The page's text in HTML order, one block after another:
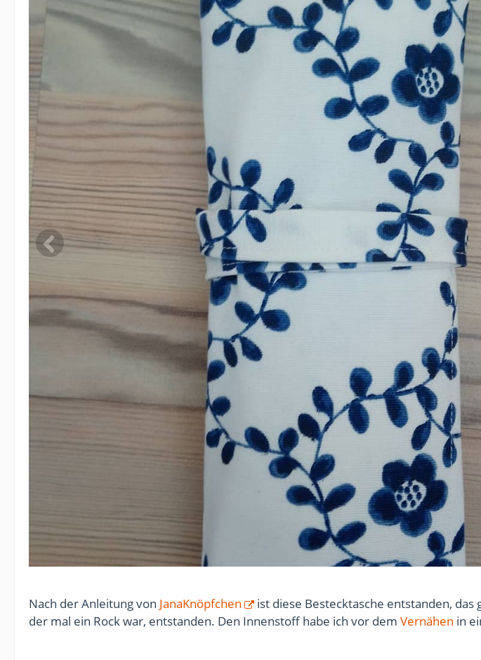
Nach der Anleitung von JanaKnöpfchen
ist diese Bestecktasche entstanden, das
der mal ein Rock war, entstanden. Den Innenstoff habe ich vor dem Vernähen in